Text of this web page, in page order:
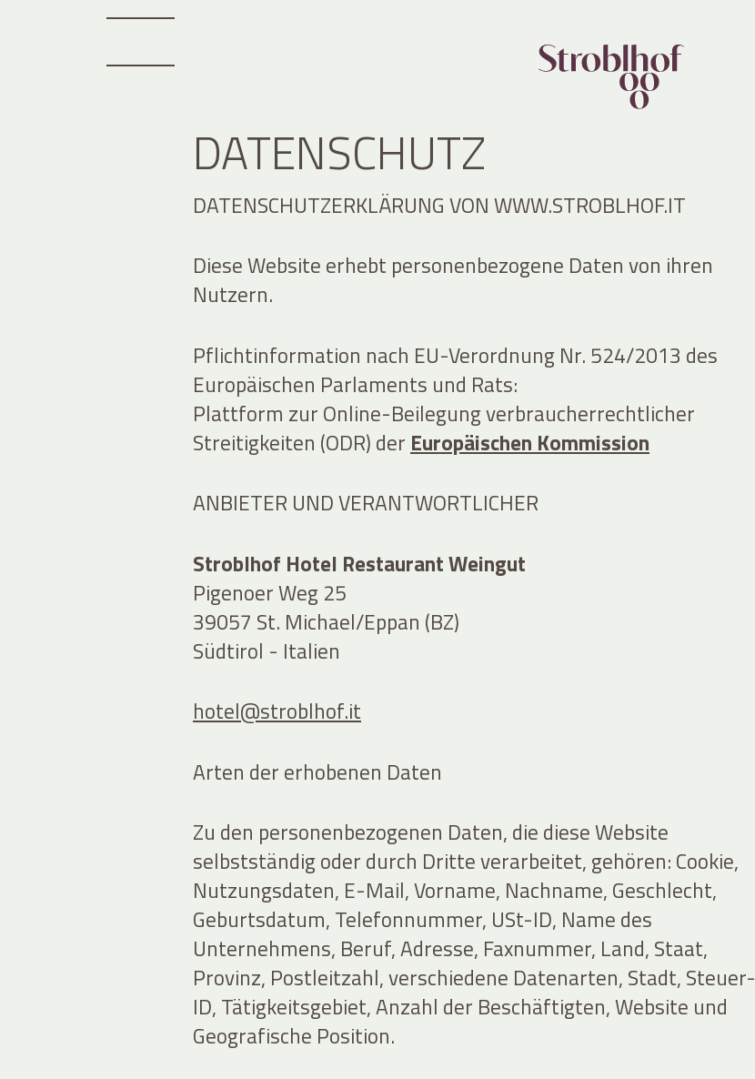
DATENSCHUTZ
DATENSCHUTZERKLÄRUNG VON WWW.STROBLHOF.IT
Diese Website erhebt personenbezogene Daten von ihren
Nutzern.
Pflichtinformation nach EU-Verordnung Nr. 524/2013 des
Europäischen Parlaments und Rats:
Plattform zur Online-Beilegung verbraucherrechtlicher
Streitigkeiten (ODR) der Europäischen Kommission
ANBIETER UND VERANTWORTLICHER
Stroblhof Hotel Restaurant Weingut
Pigenoer Weg 25
39057 St. Michael/Eppan (BZ)
Südtirol - Italien
hotel@stroblhof.it
Arten der erhobenen Daten
Zu den personenbezogenen Daten, die diese Website
selbstständig oder durch Dritte verarbeitet, gehören: Cookie,
Nutzungsdaten, E-Mail, Vorname, Nachname, Geschlecht,
Geburtsdatum, Telefonnummer, USt-ID, Name des
Unternehmens, Beruf, Adresse, Faxnummer, Land, Staat,
Provinz, Postleitzahl, verschiedene Datenarten, Stadt, Steuer-
ID, Tätigkeitsgebiet, Anzahl der Beschäftigten, Website und
Geografische Position.